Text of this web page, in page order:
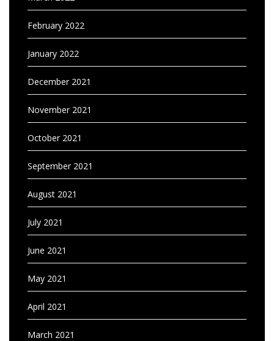
February 2022
January 2022
December 2021
November 2021
October 2021
September 2021
August 2021
July 2021
June 2021
May 2021
April 2021
March 2021